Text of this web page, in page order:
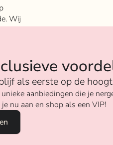
Wij
als eerste op de
aanbiedingen die je
nu aan en shop als een VIP!